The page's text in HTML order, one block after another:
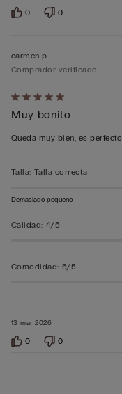
0 0
Calificación
de
5
5
13 mar 2026
carmen p
Comprador verificado
Muy bonito
Queda muy bien, es perfecto
Talla: Talla correcta
Demasiado pequeño
Calidad: 4/5
Comodidad: 5/5
0 0